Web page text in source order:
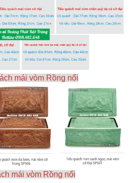
mái vòm Rồng nổi
mái vòm Rồng nổi